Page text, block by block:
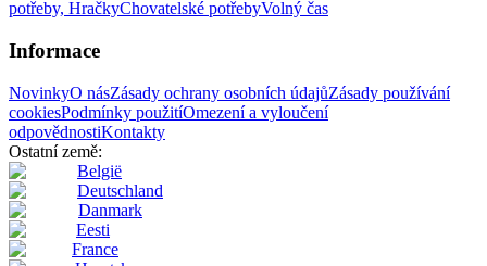
potřeby, HračkyChovatelské potřebyVolný čas
Informace
NovinkyO násZásady ochrany osobních údajůZásady používání
cookiesPodmínky použitíOmezení a vyloučení
odpovědnostiKontakty
Ostatní země:
België
Deutschland
Danmark
Eesti
France